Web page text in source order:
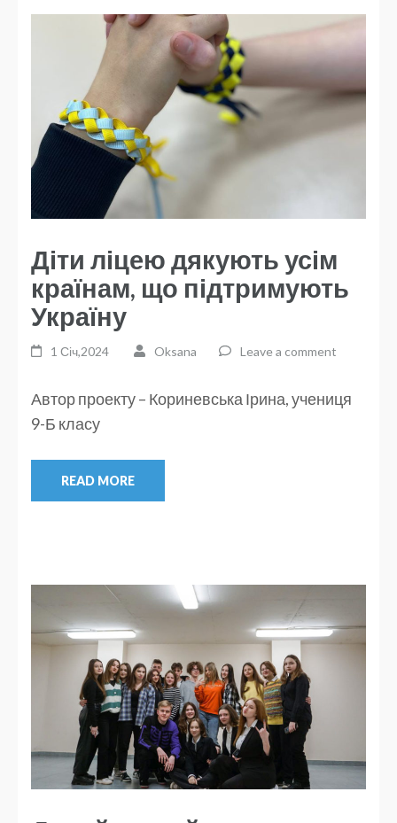
Діти ліцею дякують усім
країнам, що підтримують
Україну
1 Січ,2024 Oksana Leave a comment
Автор проекту – Кориневська Ірина, учениця
9-Б класу
READ MORE